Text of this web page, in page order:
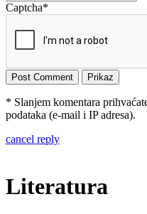
Captcha*
* Slanjem komentara
podataka (e-mail i IP adresa).
cancel reply
Literatura